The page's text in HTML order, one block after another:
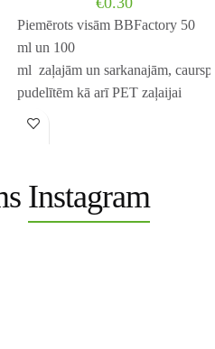
Piemērots visām BBFactory 50
ml un 100
ml zaļajām un sarkanajām,
pudelītēm kā arī PET zaļaijai
100ml un caurspīdīPiemērots
Instagram